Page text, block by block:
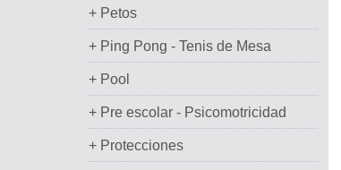
+ Petos
+ Ping Pong - Tenis de Mesa
+ Pool
+ Pre escolar - Psicomotricidad
+ Protecciones